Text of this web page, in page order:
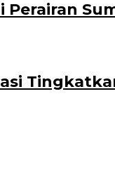
Perairan